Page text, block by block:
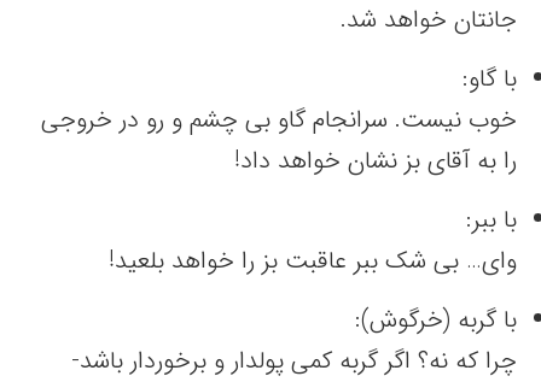
جانتان خواهد شد.
با گاو:
خوب نیست. سرانجام گاو بی چشم و رو در خروجی
را به آقای بز نشان خواهد داد!
با ببر:
وای… بی شک ببر عاقبت بز را خواهد بلعید!
با گربه (خرگوش):
چرا که نه؟ اگر گربه کمی پولدار و برخوردار باشد-